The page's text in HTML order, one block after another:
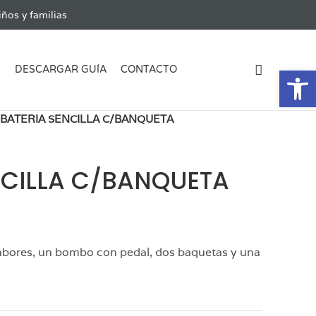
y familias
DESCARGAR GUÍA CONTACTO
BATERIA SENCILLA C/BANQUETA
C/BANQUETA
un bombo con pedal, dos baquetas y una